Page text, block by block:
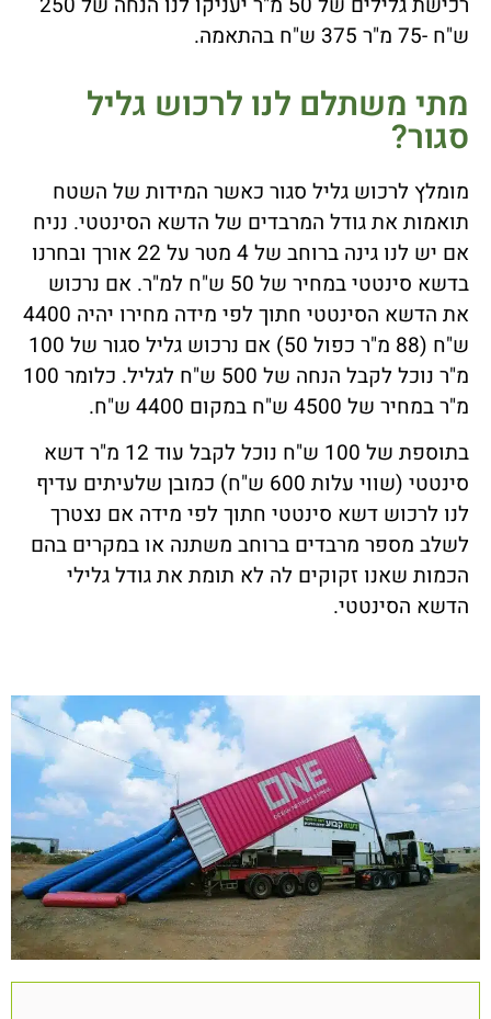
ש"ח -75 מ"ר 375 ש"ח בהתאמה.
מתי משתלם לנו לרכוש גליל
סגור?
מומלץ לרכוש גליל סגור כאשר המידות של השטח
תואמות את גודל המרבדים של הדשא הסינטטי. נניח
אם יש לנו גינה ברוחב של 4 מטר על 22 אורך ובחרנו
בדשא סינטטי במחיר של 50 ש"ח למ"ר. אם נרכוש
את הדשא הסינטטי חתוך לפי מידה מחירו יהיה 4400
ש"ח (88 מ"ר כפול 50) אם נרכוש גליל סגור של 100
מ"ר נוכל לקבל הנחה של 500 ש"ח לגליל. כלומר 100
מ"ר במחיר של 4500 ש"ח במקום 4400 ש"ח.
בתוספת של 100 ש"ח נוכל לקבל עוד 12 מ"ר דשא
סינטטי (שווי עלות 600 ש"ח) כמובן שלעיתים עדיף
לנו לרכוש דשא סינטטי חתוך לפי מידה אם נצטרך
לשלב מספר מרבדים ברוחב משתנה או במקרים בהם
הכמות שאנו זקוקים לה לא תומת את גודל גלילי
הדשא הסינטטי.